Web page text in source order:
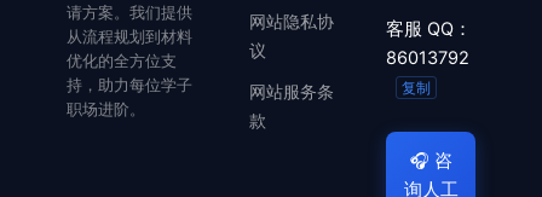
请方案。我们提供
从流程规划到材料
优化的全方位支
持，助力每位学子
职场进阶。
网站隐私协
议
网站服务条
款
客服 QQ：
86013792
复制
🎧 咨
询人工